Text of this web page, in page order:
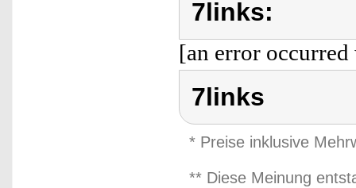
7links:
[an error
7links
* Preise inklusive
** Diese Meinung